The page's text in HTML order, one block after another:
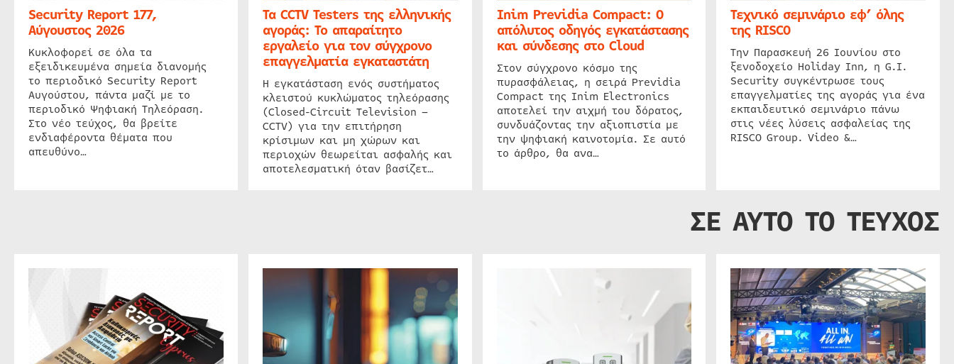
Security Report 177,
Αύγουστος 2026
Κυκλοφορεί σε όλα τα
εξειδικευμένα σημεία διανομής
το περιοδικό Security Report
Αυγούστου, πάντα μαζί με το
περιοδικό Ψηφιακή Τηλεόραση.
Στο νέο τεύχος, θα βρείτε
ενδιαφέροντα θέματα που
απευθύνο…
Τα CCTV Testers της ελληνικής
αγοράς: Το απαραίτητο
εργαλείο για τον σύγχρονο
επαγγελματία εγκαταστάτη
Η εγκατάσταση ενός συστήματος
κλειστού κυκλώματος τηλεόρασης
(Closed-Circuit Television –
CCTV) για την επιτήρηση
κρίσιμων και μη χώρων και
περιοχών θεωρείται ασφαλής και
αποτελεσματική όταν βασίζετ…
Inim Previdia Compact: Ο
απόλυτος οδηγός εγκατάστασης
και σύνδεσης στο Cloud
Στον σύγχρονο κόσμο της
πυρασφάλειας, η σειρά Previdia
Compact της Inim Electronics
αποτελεί την αιχμή του δόρατος,
συνδυάζοντας την αξιοπιστία με
την ψηφιακή καινοτομία. Σε αυτό
το άρθρο, θα ανα…
Τεχνικό σεμινάριο εφ’ όλης
της RISCO
Την Παρασκευή 26 Ιουνίου στο
ξενοδοχείο Holiday Inn, η G.I.
Security συγκέντρωσε τους
επαγγελματίες της αγοράς για ένα
εκπαιδευτικό σεμινάριο πάνω
στις νέες λύσεις ασφαλείας της
RISCO Group. Video &…
ΣΕ ΑΥΤΟ ΤΟ ΤΕΥΧΟΣ